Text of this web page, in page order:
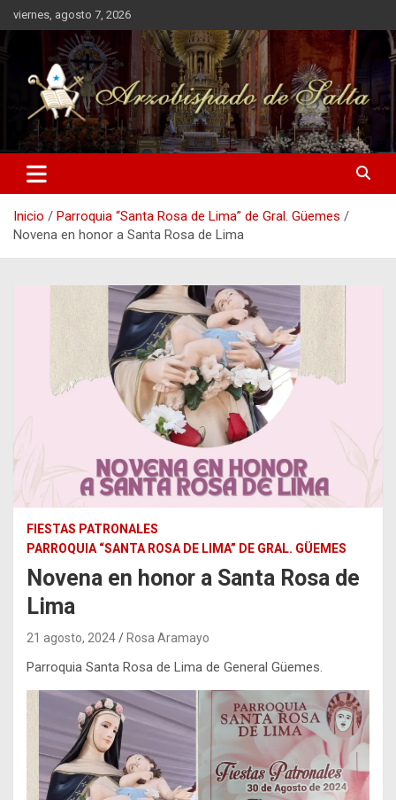
Saltar
al
contenido
viernes, agosto 7, 2026
Arzobispado de Salta
Arzobispado de Salta
Inicio
Parroquia “Santa Rosa de Lima” de Gral. Güemes
Novena en honor a Santa Rosa de Lima
FIESTAS PATRONALES
PARROQUIA “SANTA ROSA DE LIMA” DE GRAL. GÜEMES
Novena en honor a Santa Rosa de
Lima
21 agosto, 2024 Rosa Aramayo
Parroquia Santa Rosa de Lima de General Güemes.